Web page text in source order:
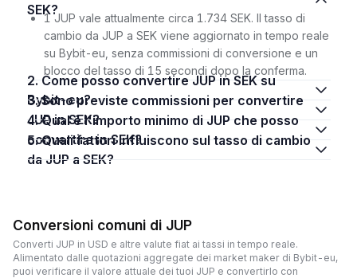
SEK?
1 JUP vale attualmente circa 1.734 SEK. Il tasso di
cambio da JUP a SEK viene aggiornato in tempo reale
su Bybit-eu, senza commissioni di conversione e un
blocco del tasso di 15 secondi dopo la conferma.
2. Come posso convertire JUP in SEK su
Bybit-eu?
3. Sono previste commissioni per convertire
JUP in SEK?
4. Qual è l'importo minimo di JUP che posso
convertire in SEK?
5. Quali fattori influiscono sul tasso di cambio
da JUP a SEK?
Conversioni comuni di JUP
Converti JUP in USD e altre valute fiat ai tassi in tempo reale.
Alimentato dalle quotazioni aggregate dei market maker di Bybit-eu,
puoi verificare il valore attuale dei tuoi JUP e convertirlo con